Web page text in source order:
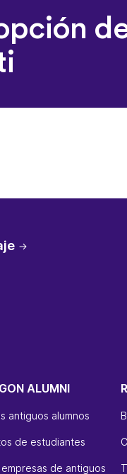
ALUMNI
antiguos alumnos
de estudiantes
de antiguos